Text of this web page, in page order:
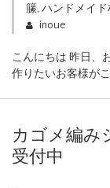
籘, ハンドメイド
inoue
こんにちは 昨日、
作りたいお客様が
カゴメ編み
受付中